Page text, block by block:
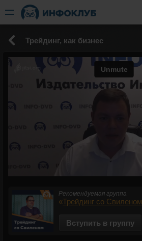
Трейдинг, как бизнес
Рекомендуемая группа
«Трейдинг со Свиленом
Вступить в группу